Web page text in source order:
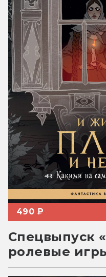
490 ₽
Спецвыпуск
ролевые